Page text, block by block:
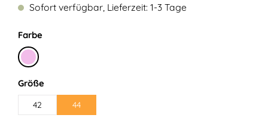
Sofort verfügbar, Lieferzeit: 1-3 Tage
Farbeauswählen
Rosa
Größeauswählen
42 44